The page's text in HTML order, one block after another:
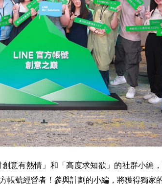
意有熱情」和「高度求知欲」的社群小編
號經營者！參與計劃的小編，將獲得獨家